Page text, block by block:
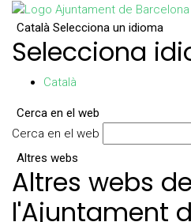
Català Selecciona un idioma
Selecciona
Català
Cerca en el web
Cerca en el web
Altres webs
Altres webs de
l'Ajuntament